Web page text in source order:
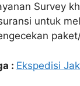
Survey
untuk
: Ekspedisi